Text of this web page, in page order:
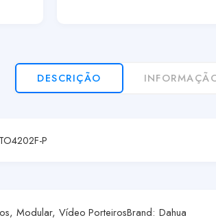
DESCRIÇÃO
P
, Modular, Vídeo PorteirosBrand: Dahua